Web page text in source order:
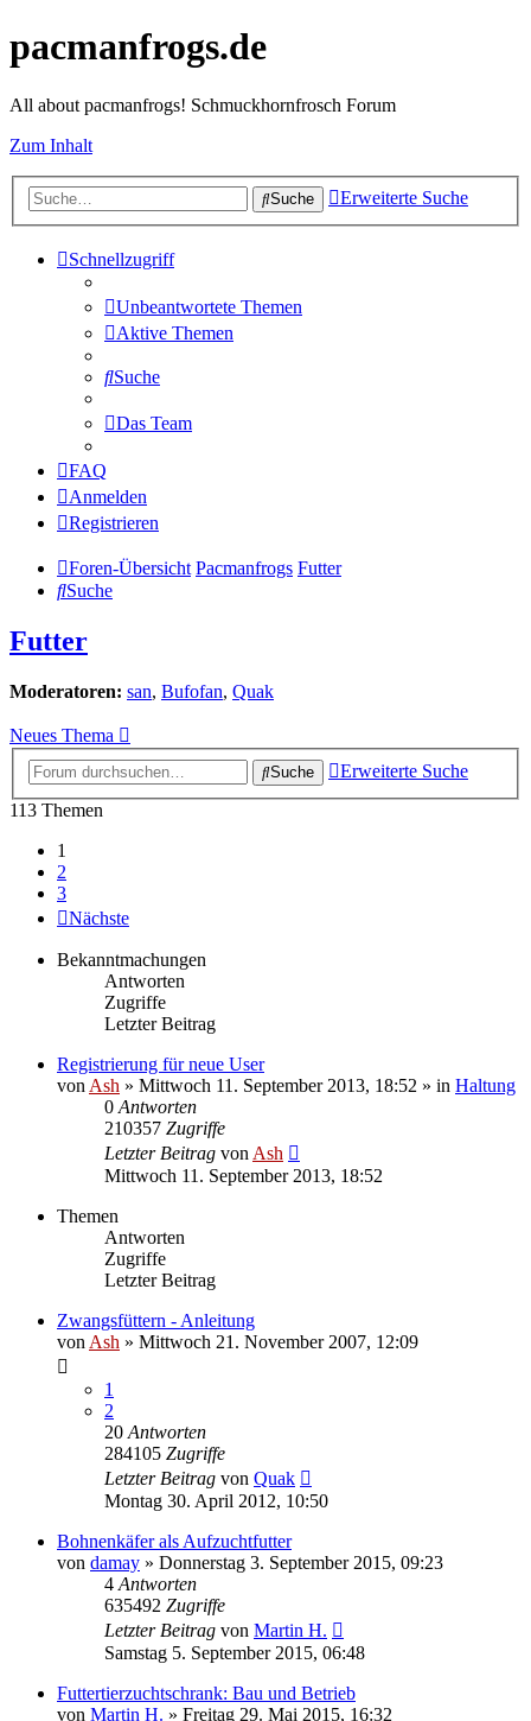
pacmanfrogs.de
All about pacmanfrogs! Schmuckhornfrosch Forum
Zum Inhalt
Suche Erweiterte Suche
Schnellzugriff
Unbeantwortete Themen
Aktive Themen
Suche
Das Team
FAQ
Anmelden
Registrieren
Foren-Übersicht Pacmanfrogs Futter
Suche
Futter
Moderatoren: san, Bufofan, Quak
Neues Thema
Suche
Erweiterte Suche
113 Themen
1
2
3
Nächste
Bekanntmachungen
Antworten
Zugriffe
Letzter Beitrag
Registrierung für neue User
von Ash » Mittwoch 11. September 2013, 18:52 » in Haltung
0 Antworten
210357 Zugriffe
Letzter Beitrag von Ash
Mittwoch 11. September 2013, 18:52
Themen
Antworten
Zugriffe
Letzter Beitrag
Zwangsfüttern - Anleitung
von Ash » Mittwoch 21. November 2007, 12:09
1
2
20 Antworten
284105 Zugriffe
Letzter Beitrag von Quak
Montag 30. April 2012, 10:50
Bohnenkäfer als Aufzuchtfutter
von damay » Donnerstag 3. September 2015, 09:23
4 Antworten
635492 Zugriffe
Letzter Beitrag von Martin H.
Samstag 5. September 2015, 06:48
Futtertierzuchtschrank: Bau und Betrieb
von Martin H. » Freitag 29. Mai 2015, 16:32